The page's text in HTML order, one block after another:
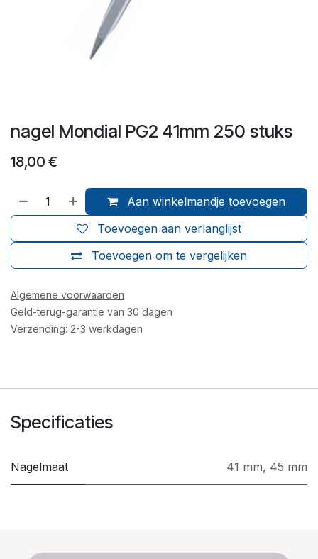
nagel Mondial PG2 41mm 250 stuks
18,00 €
Aan winkelmandje toevoegen
Toevoegen om te vergelijken
Toevoegen aan verlanglijst
Algemene voorwaarden
Geld-terug-garantie van 30 dagen
Verzending: 2-3 werkdagen
Specificaties
Nagelmaat 41 mm, 45 mm